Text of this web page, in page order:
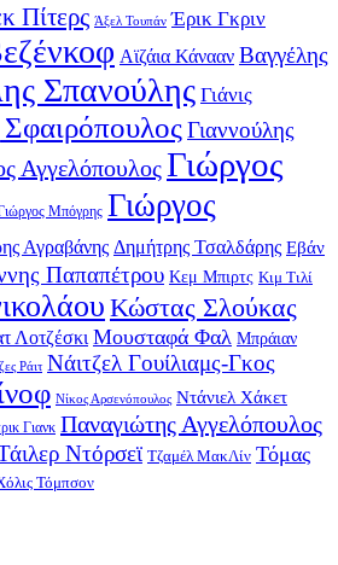
Πίτερς Άξελ Τουπάν Έρικ Γκριν
Αϊζάια Κάνααν Βαγγέλης
Σπανούλης Γιάνις
ΣφαιρόπουλοςΓιαννούλης
ΑγγελόπουλοςΓιώργος
Μπόγρης Γιώργος
Αγραβάνης Δημήτρης Τσαλδάρης Εβάν
Παπαπέτρου Κεμ Μπιρτς Κιμ Τιλί
Κώστας Σλούκας
Λοτζέσκι Μουσταφά Φαλ Μπράιαν
Ράιτ Νάιτζελ Γουίλιαμς-Γκος
Νίκος Αρσενόπουλος Ντάνιελ Χάκετ
Γιανκ Παναγιώτης Αγγελόπουλος
Ντόρσεϊ Τζαμέλ ΜακΛίν Τόμας
Τόμπσον